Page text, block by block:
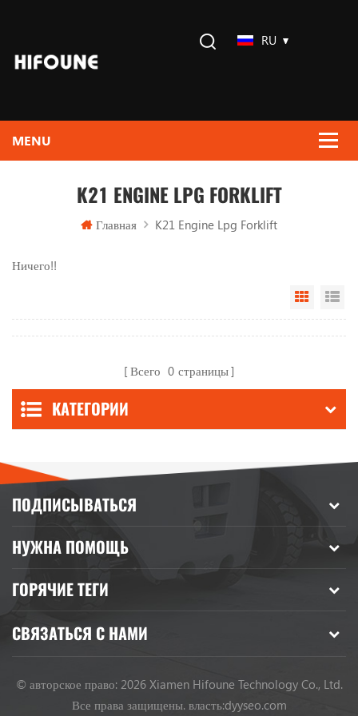
RU
K21 ENGINE LPG FORKLIFT
Главная K21 Engine Lpg Forklift
Ничего!!
Grid
Всего 0 страницы
КАТЕГОРИИ
ПОДПИСЫВАТЬСЯ
НУЖНА ПОМОЩЬ
ГОРЯЧИЕ ТЕГИ
СВЯЗАТЬСЯ С НАМИ
© авторское право: 2026 Xiamen Hifoune Technology Co., Ltd.
Все права защищены. власть:dyyseo.com